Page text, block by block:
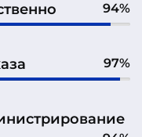
94%
97%